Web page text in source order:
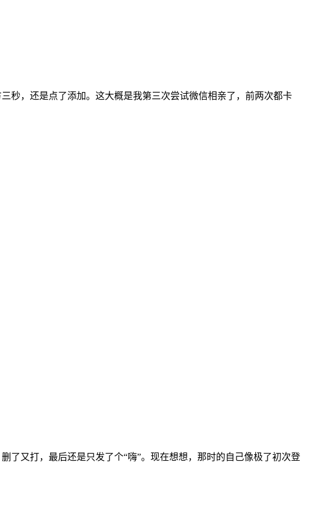
秒，还是点了添加。这大概是我第三次尝试微信相亲了，前两次都卡
了又打，最后还是只发了个“嗨”。现在想想，那时的自己像极了初次登